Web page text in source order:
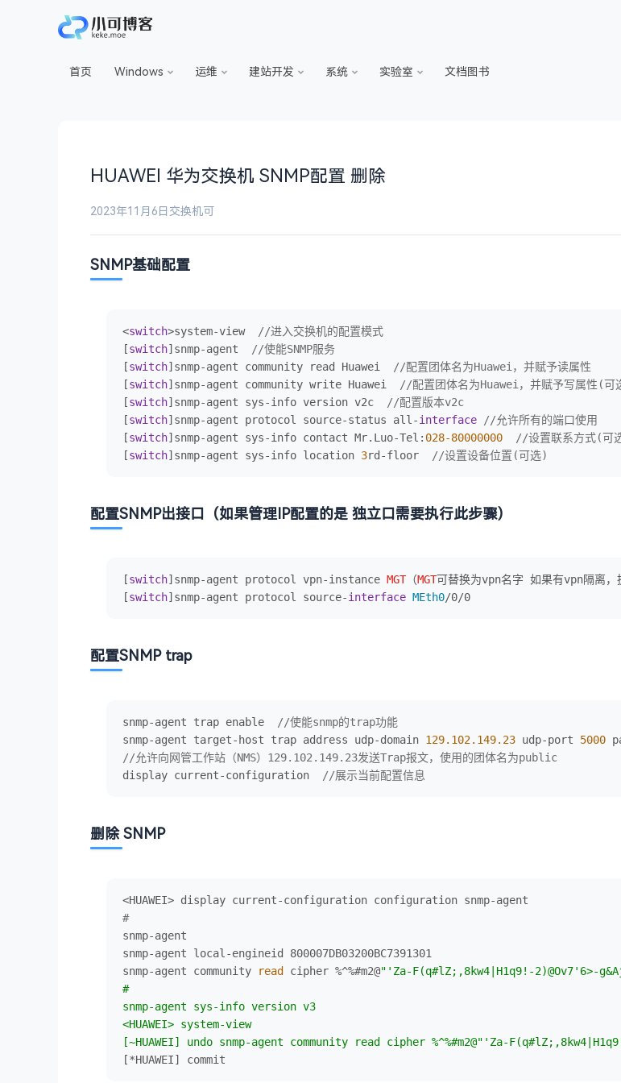
首页 Windows 运维 建站开发 系统 实验室 文档图书
HUAWEI 华为交换机 SNMP配置 删除
2023年11月6日 交换机可
SNMP基础配置
<switch>system-view
//进入交换机的配置模式
[switch]snmp-agent
//使能SNMP服务
[switch]snmp-agent community read Huawei
//配置团体名为Huawei，并赋予读属性
[switch]snmp-agent community write Huawei
//配置团体名为Huawei，并赋予写属性(可
[switch]snmp-agent sys-info version v2c
//配置版本v2c
[switch]snmp-agent protocol source-status all-interface
//允许所有的端口使用
[switch]snmp-agent sys-info contact Mr.Luo-Tel: 028-80000000
//设置联系方式(可
[switch]snmp-agent sys-info location 3rd-floor //设置设备位置(可选)
配置SNMP出接口（如果管理IP配置的是 独立口需要执行此步骤）
[switch]snmp-agent protocol vpn-instance MGT（MGT可替换为vpn名字 如果有vpn隔离，
[switch]snmp-agent protocol source-interface MEth0/0/0
配置SNMP trap
snmp-agent trap enable
//使能snmp的trap功能
snmp-agent target-host trap address udp-domain 129.102.149.23 udp-port 5000
//允许向网管工作站（NMS）129.102.149.23发送Trap报文，使用的团体名为public
display current-configuration
//展示当前配置信息
删除 SNMP
#
snmp-agent
snmp-agent local-engineid 800007DB03200BC7391301
snmp-agent community
read cipher %^%#m2@"'Za-F(q#lZ;,8kw4|H1q9!-2)@Ov7'6>-
#
snmp-agent sys-info version v3
<HUAWEI> system-view
[~HUAWEI] undo snmp-agent community read cipher %^%#m2@" 'Za-
[*HUAWEI] commit